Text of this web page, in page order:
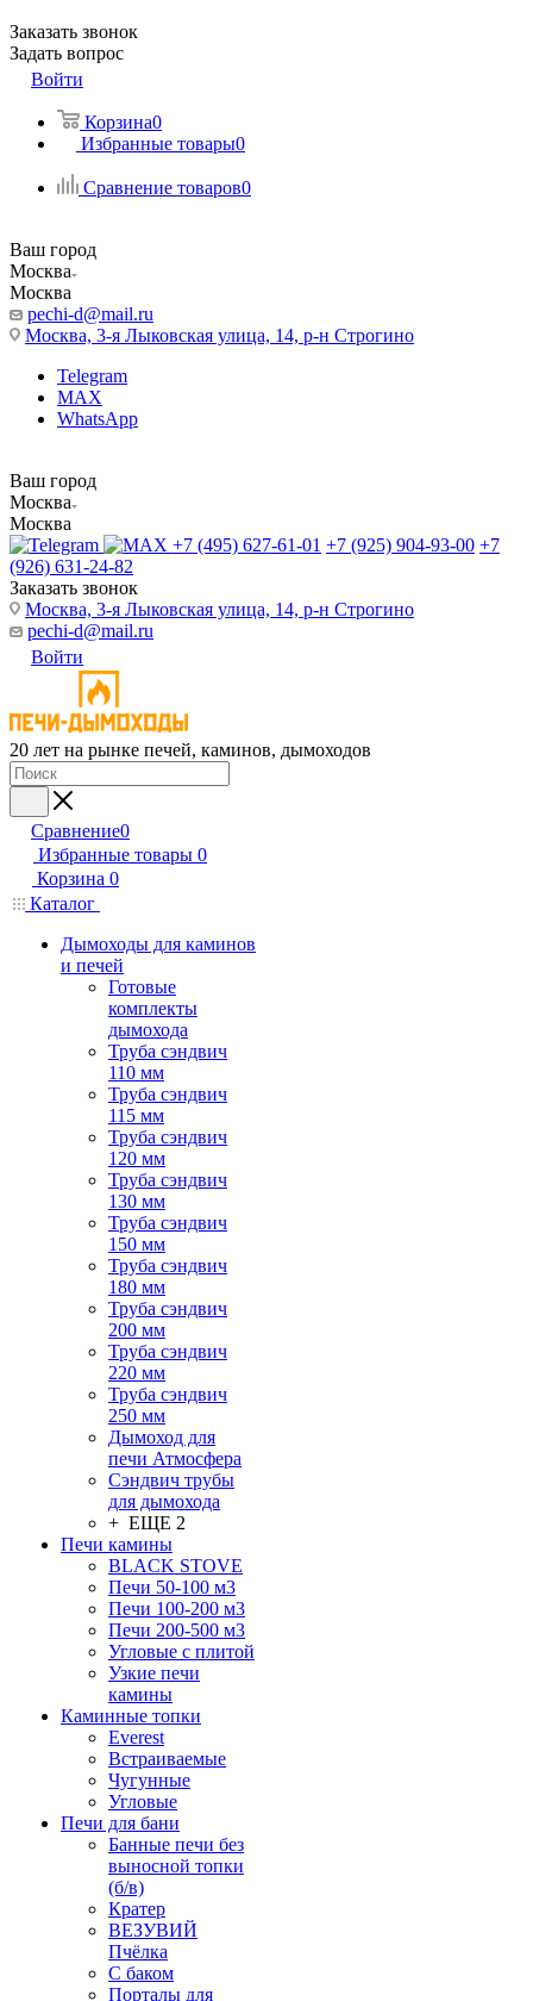
Заказать звонок
Задать вопрос
Войти
Корзина0
Избранные товары0
Сравнение товаров0
Ваш город
Москва
Москва
pechi-d@mail.ru
Москва, 3-я Лыковская улица, 14, р-н Строгино
Telegram
MAX
WhatsApp
Ваш город
Москва
Москва
+7 (495) 627-61-01 +7 (925) 904-93-00 +7
(926) 631-24-82
Заказать звонок
Москва, 3-я Лыковская улица, 14, р-н Строгино
pechi-d@mail.ru
Войти
20 лет на рынке печей, каминов, дымоходов
Сравнение0
Избранные товары 0
Корзина 0
Каталог
Дымоходы для каминов
и печей
Готовые
комплекты
дымохода
Труба сэндвич
110 мм
Труба сэндвич
115 мм
Труба сэндвич
120 мм
Труба сэндвич
130 мм
Труба сэндвич
150 мм
Труба сэндвич
180 мм
Труба сэндвич
200 мм
Труба сэндвич
220 мм
Труба сэндвич
250 мм
Дымоход для
печи Атмосфера
Сэндвич трубы
для дымохода
+ ЕЩЕ 2
Печи камины
BLACK STOVE
Печи 50-100 м3
Печи 100-200 м3
Печи 200-500 м3
Угловые с плитой
Узкие печи
камины
Каминные топки
Everest
Встраиваемые
Чугунные
Угловые
Печи для бани
Банные печи без
выносной топки
(б/в)
Кратер
ВЕЗУВИЙ
Пчёлка
С баком
Порталы для